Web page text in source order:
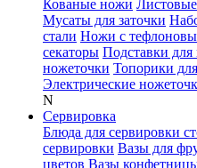
Кованые ножи
Мусаты для заточки
стали Ножи с
секаторы Подставки
ножеточки Топорики
Электрические
N
Сервировка
Блюда для сервировки
сервировки Вазы для
цветов Вазы